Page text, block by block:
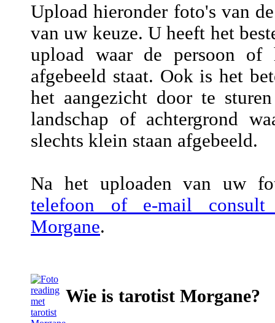
Upload hieronder foto's van
van uw keuze. U heeft het
upload waar de persoon of
afgebeeld staat. Ook is het
het aangezicht door te
landschap of achtergrond
slechts klein staan afgebeeld.
Na het uploaden van uw
telefoon of e-mail consult
Morgane.
Wie is tarotist Morgane?